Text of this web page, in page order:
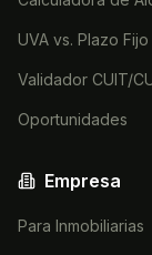
UVA vs. Plazo Fijo
Validador CUIT/
Oportunidades
Empresa
Para Inmobiliarias